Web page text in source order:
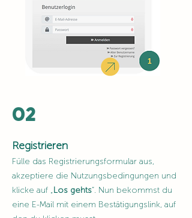
02
Registrieren
Fülle das Registrierungsformular aus,
akzeptiere die Nutzungsbedingungen und
klicke auf „Los gehts“. Nun bekommst du
eine E-Mail mit einem Bestätigungslink, auf